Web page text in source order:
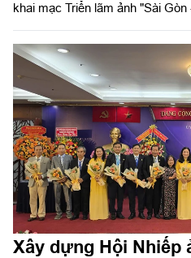
khai mạc Triển lãm ảnh "Sài Gòn
mình", nhân kỷ niệm 50 năm
Định vinh dự mang tên Chủ tịch
2026).
Xây dựng Hội Nhiếp